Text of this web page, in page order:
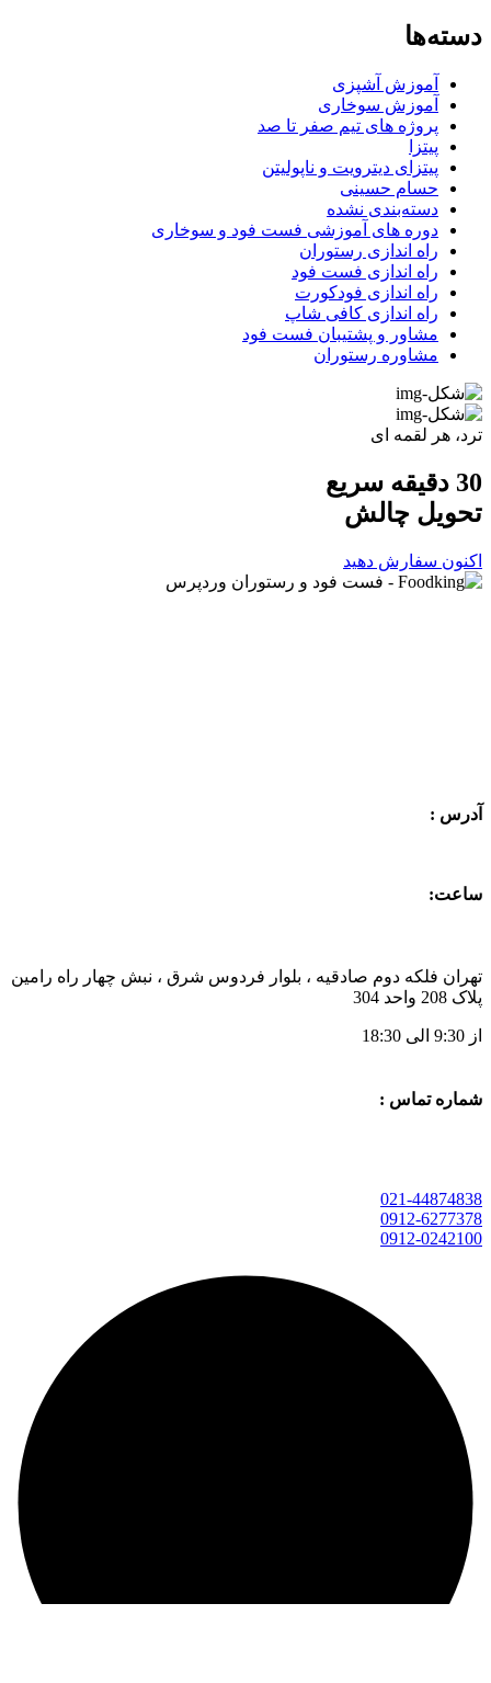
دسته‌ها
آموزش آشپزی
آموزش سوخاری
پروژه های تیم صفر تا صد
پیتزا
پیتزای دیترویت و ناپولیتن
حسام حسینی
دسته‌بندی نشده
دوره های آموزشی فست فود و سوخاری
راه اندازی رستوران
راه اندازی فست فود
راه اندازی فودکورت
راه اندازی کافی شاپ
مشاور و پشتیبان فست فود
مشاوره رستوران
ترد، هر لقمه ای
30 دقیقه سریع
تحویل چالش
اکنون سفارش دهید
تهران فلکه دوم صادقیه ، بلوار فردوس شرق ، نبش چهار راه رامین
از 9:30 الی 18:30
021-44874838
0912-0242100